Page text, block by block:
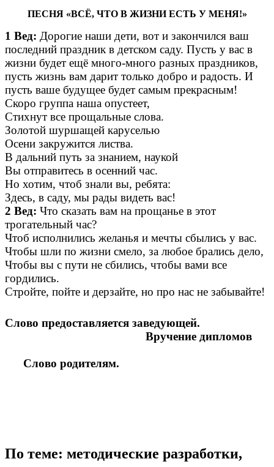
ПЕСНЯ «ВСЁ, ЧТО В ЖИЗНИ ЕСТЬ У МЕНЯ!»
1 Вед: Дорогие наши дети, вот и закончился ваш
последний праздник в детском саду. Пусть у вас в
жизни будет ещё много-много разных праздников,
пусть жизнь вам дарит только добро и радость. И
пусть ваше будущее будет самым прекрасным!
Скоро группа наша опустеет,
Стихнут все прощальные слова.
Золотой шуршащей каруселью
Осени закружится листва.
В дальний путь за знанием, наукой
Вы отправитесь в осенний час.
Но хотим, чтоб знали вы, ребята:
Здесь, в саду, мы рады видеть вас!
2 Вед: Что сказать вам на прощанье в этот
трогательный час?
Чтоб исполнились желанья и мечты сбылись у вас.
Чтобы шли по жизни смело, за любое брались дело,
Чтобы вы с пути не сбились, чтобы вами все
гордились.
Стройте, пойте и дерзайте, но про нас не забывайте!
Слово предоставляется заведующей.
Вручение дипломов
Слово родителям.
По теме: методические разработки,